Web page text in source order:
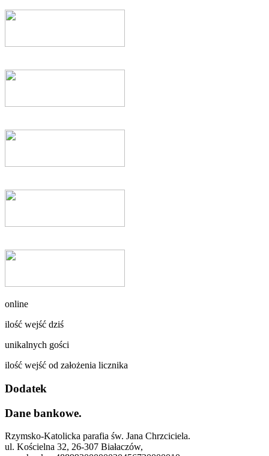
online
ilość wejść dziś
unikalnych gości
ilość wejść od założenia licznika
Dodatek
Dane bankowe.
Rzymsko-Katolicka parafia św. Jana Chrzciciela.
ul. Kościelna 32, 26-307 Białaczów,